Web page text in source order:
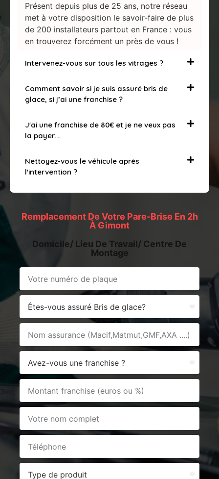
Présent depuis plus de 25 ans, notre réseau
met à votre disposition le savoir-faire de plus
de 200 installateurs partout en France : vous
en trouverez forcément un près de vous !
Intervenez-vous sur tous les vitrages ?
Comment savoir si je suis assuré bris de
glace, si j’ai une franchise ?
J'ai une franchise de 80€ et je ne veux pas
la payer….
Nettoyez-vous le véhicule après
l'intervention ?
Remplacement De Votre Pare-Brise En 2h
À Gimont
Domicile/ Lieu De Travail/ Centre De
Montage